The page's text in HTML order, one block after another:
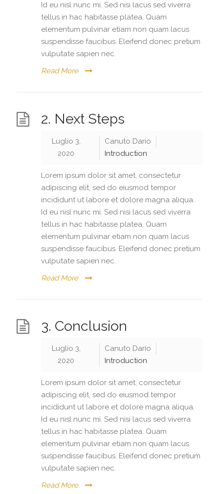
Id eu nisl nunc mi. Sed nisi lacus sed viverra
tellus in hac habitasse platea. Quam
elementum pulvinar etiam non quam lacus
suspendisse faucibus. Eleifend donec pretium
vulputate sapien nec.
Read More
2. Next Steps
Luglio 3,
2020
Canuto Dario
Introduction
Lorem ipsum dolor sit amet, consectetur
adipiscing elit, sed do eiusmod tempor
incididunt ut labore et dolore magna aliqua.
Id eu nisl nunc mi. Sed nisi lacus sed viverra
tellus in hac habitasse platea. Quam
elementum pulvinar etiam non quam lacus
suspendisse faucibus. Eleifend donec pretium
vulputate sapien nec.
Read More
3. Conclusion
Luglio 3,
2020
Canuto Dario
Introduction
Lorem ipsum dolor sit amet, consectetur
adipiscing elit, sed do eiusmod tempor
incididunt ut labore et dolore magna aliqua.
Id eu nisl nunc mi. Sed nisi lacus sed viverra
tellus in hac habitasse platea. Quam
elementum pulvinar etiam non quam lacus
suspendisse faucibus. Eleifend donec pretium
vulputate sapien nec.
Read More